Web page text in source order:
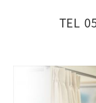
TEL